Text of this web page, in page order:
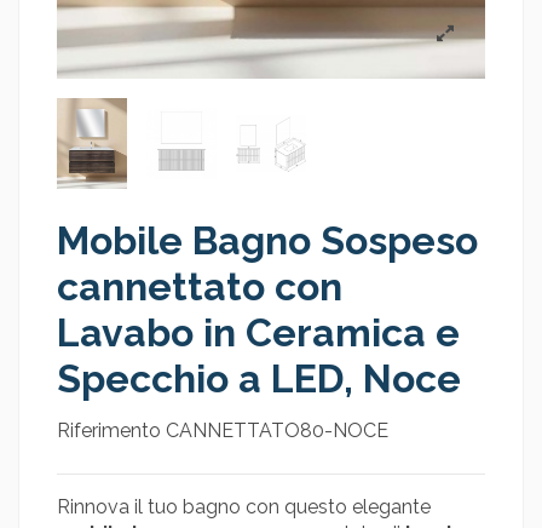
Mobile Bagno Sospeso
cannettato con
Lavabo in Ceramica e
Specchio a LED, Noce
Riferimento CANNETTATO80-NOCE
Rinnova il tuo bagno con questo elegante